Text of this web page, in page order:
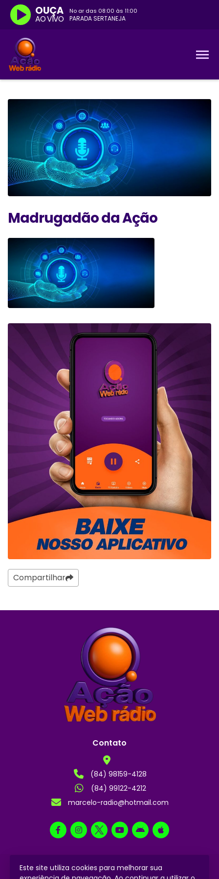
No ar das 08:00 às 11:00
PARADA SERTANEJA
OUÇA
AO VIVO
Madrugadão da Ação
Compartilhar
Este site utiliza cookies para melhorar sua
Contato
(84) 98159-4128
(84) 99122-4212
marcelo-radio@hotmail.com
2024 © Todos os direitos reservados.